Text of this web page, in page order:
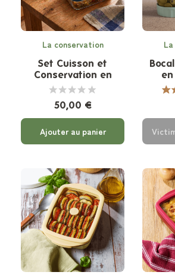
La conservation
Set Cuisson et
Conservation en
Verre - 3 pièces
50,00 €
Ajouter au panier